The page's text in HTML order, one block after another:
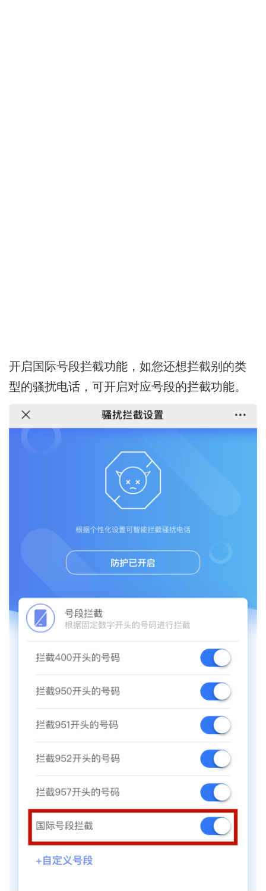
开启国际号段拦截功能，如您还想拦截别的类
型的骚扰电话，可开启对应号段的拦截功能。